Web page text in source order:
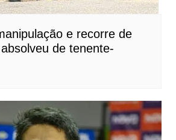
e recorre de
de tenente-